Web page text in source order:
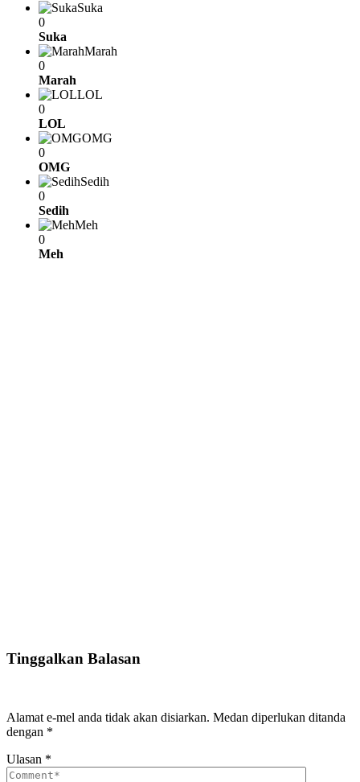
Suka
0
Suka
Marah
0
Marah
LOL
0
LOL
OMG
0
OMG
Sedih
0
Sedih
Meh
0
Meh
Tinggalkan Balasan
Alamat e-mel anda tidak akan disiarkan. Medan diperlukan ditanda
dengan *
Ulasan *